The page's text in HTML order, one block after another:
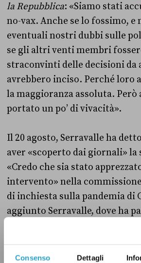
Consenso Dettagli
la Repubblica: «Siamo stati
no-vax. Anche se lo fossimo, e
eventuali nostri dubbi sulle
se gli altri venti membri
straconvinti delle decisioni da
avrebbero inciso. Perché loro
la maggioranza assoluta. Però
portato un po’ di vivacità».
Il 20 agosto, Serravalle ha
aver «scoperto dai giornali» la
«Credo che sia stato
intervento» nella
di inchiesta sulla pandemia di
aggiunto Serravalle, dove ha
eccessivamente stringenti
che hanno provocato diversi